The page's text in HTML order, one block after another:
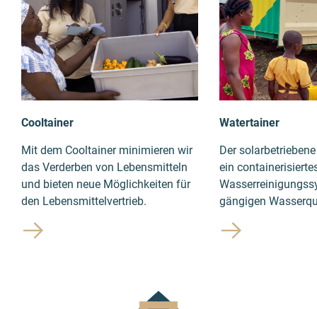
Cooltainer
Mit dem Cooltainer minimieren wir
das Verderben von Lebensmitteln
und bieten neue Möglichkeiten für
den Lebensmittelvertrieb.
Watertainer
Der
ein
gängigen